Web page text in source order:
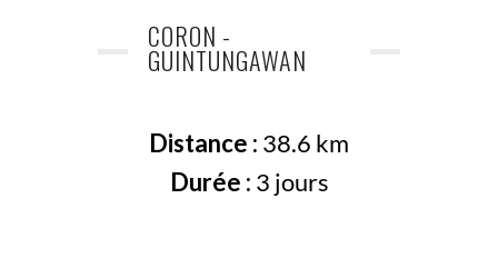
CORON -
GUINTUNGAWAN
Distance : 38.6 km
Durée : 3 jours